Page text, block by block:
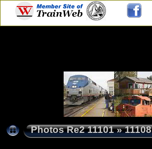
Photos Re2 11101»11108